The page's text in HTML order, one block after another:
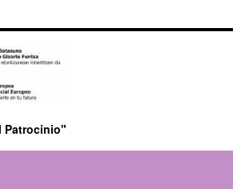
Patrocinio"